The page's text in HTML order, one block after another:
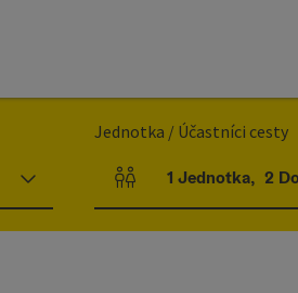
Jednotka / Účastníci cesty
Počet jednotek a polí pro
1 Jednotka, 2